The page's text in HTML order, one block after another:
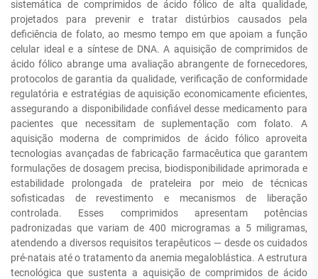
sistemática de comprimidos de ácido fólico de alta qualidade,
projetados para prevenir e tratar distúrbios causados pela
deficiência de folato, ao mesmo tempo em que apoiam a função
celular ideal e a síntese de DNA. A aquisição de comprimidos de
ácido fólico abrange uma avaliação abrangente de fornecedores,
protocolos de garantia da qualidade, verificação de conformidade
regulatória e estratégias de aquisição economicamente eficientes,
assegurando a disponibilidade confiável desse medicamento para
pacientes que necessitam de suplementação com folato. A
aquisição moderna de comprimidos de ácido fólico aproveita
tecnologias avançadas de fabricação farmacêutica que garantem
formulações de dosagem precisa, biodisponibilidade aprimorada e
estabilidade prolongada de prateleira por meio de técnicas
sofisticadas de revestimento e mecanismos de liberação
controlada. Esses comprimidos apresentam potências
padronizadas que variam de 400 microgramas a 5 miligramas,
atendendo a diversos requisitos terapêuticos — desde os cuidados
pré-natais até o tratamento da anemia megaloblástica. A estrutura
tecnológica que sustenta a aquisição de comprimidos de ácido